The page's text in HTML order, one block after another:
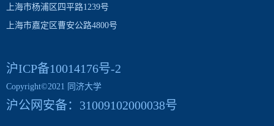
上海市杨浦区四平路1239号
上海市嘉定区曹安公路4800号
沪ICP备10014176号-2
Copyright©2021 同济大学
沪公网安备：31009102000038号